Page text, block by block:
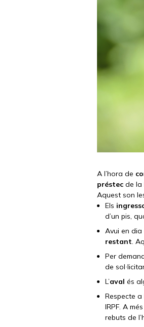
A l’hora de
préstec de la
Aquest son
Els
d’un pis,
Avui en dia
restant.
Per
de
L’aval és
Respecte a
IRPF. A
rebuts de